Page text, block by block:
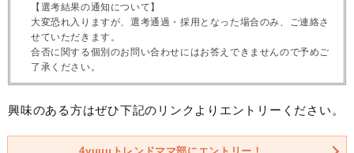
【選考結果の通知について】
大変恐れ入りますが、選考通過・採用となった場合のみ、ご連絡さ
せていただきます。
合否に関する個別のお問い合わせにはお答えできませんので予めご
了承ください。
興味のある方はぜひ下記のリンクよりエントリーください。